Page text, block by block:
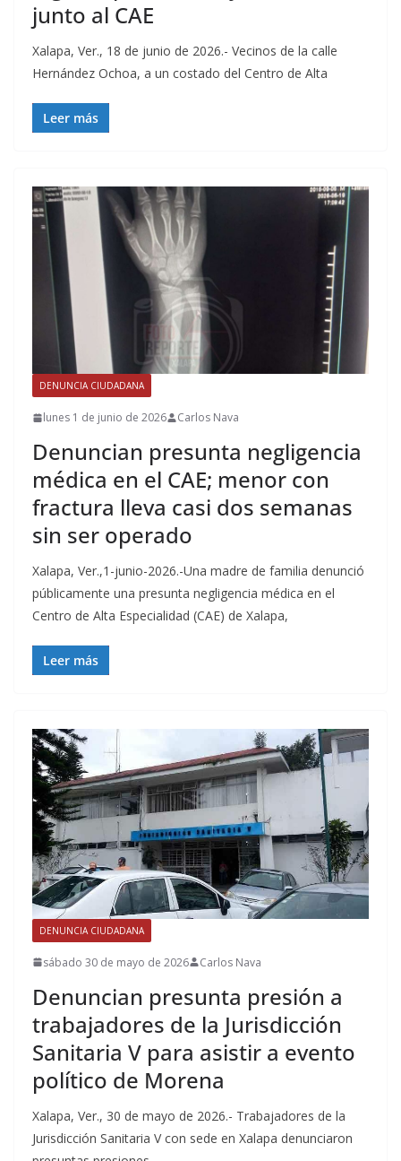
junto al CAE
Xalapa, Ver., 18 de junio de 2026.- Vecinos de la calle
Hernández Ochoa, a un costado del Centro de Alta
Leer más
DENUNCIA CIUDADANA
lunes 1 de junio de 2026 Carlos Nava
Denuncian presunta negligencia
médica en el CAE; menor con
fractura lleva casi dos semanas
sin ser operado
Xalapa, Ver.,1-junio-2026.-Una madre de familia denunció
públicamente una presunta negligencia médica en el
Centro de Alta Especialidad (CAE) de Xalapa,
Leer más
DENUNCIA CIUDADANA
sábado 30 de mayo de 2026 Carlos Nava
Denuncian presunta presión a
trabajadores de la Jurisdicción
Sanitaria V para asistir a evento
político de Morena
Xalapa, Ver., 30 de mayo de 2026.- Trabajadores de la
Jurisdicción Sanitaria V con sede en Xalapa denunciaron